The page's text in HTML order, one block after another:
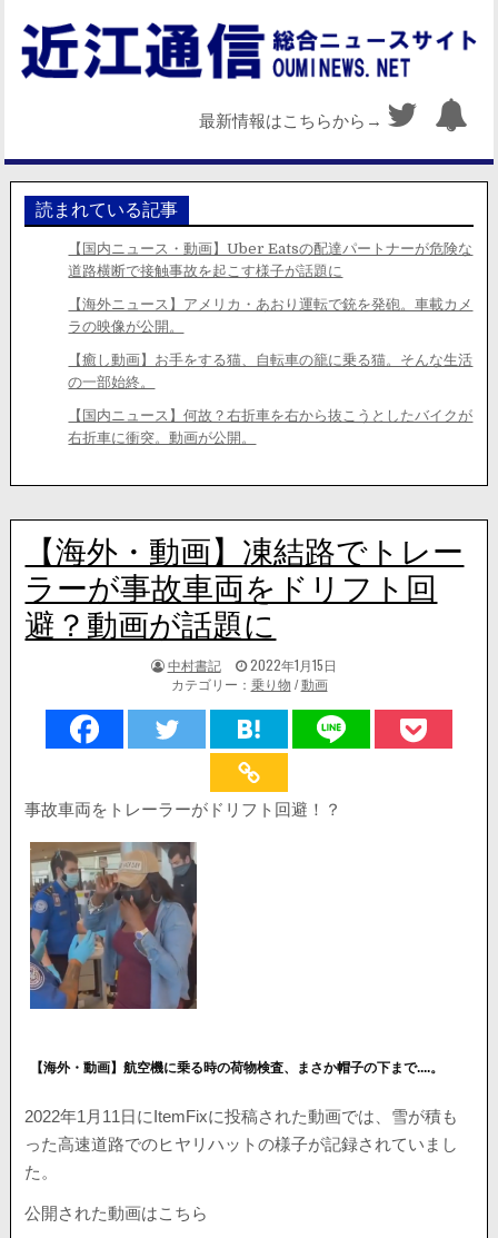
最新情報はこちらから→
読まれている記事
【国内ニュース・動画】Uber Eatsの配達パートナーが危険な
道路横断で接触事故を起こす様子が話題に
【海外ニュース】アメリカ・あおり運転で銃を発砲。車載カメ
ラの映像が公開。
【癒し動画】お手をする猫、自転車の籠に乗る猫。そんな生活
の一部始終。
【国内ニュース】何故？右折車を右から抜こうとしたバイクが
右折車に衝突。動画が公開。
【海外・動画】凍結路でトレー
ラーが事故車両をドリフト回
避？動画が話題に
著
者:
中村書記
掲
載
日：
2022年1月15日
カテゴリー： 乗り物 /動画
事故車両をトレーラーがドリフト回避！？
【海外・動画】航空機に乗る時の荷物検査、まさか帽子の下まで....。
2022年1月11日にItemFixに投稿された動画では、雪が積も
った高速道路でのヒヤリハットの様子が記録されていまし
た。
公開された動画はこちら